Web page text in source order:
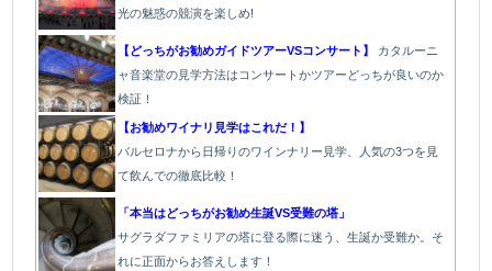
光の魅惑の競演を楽しめ!
【どっちがお勧めガイドツアーVSコンサート】
カタルーニ
ャ音楽堂の見学方法はコンサートかツアーどっちが良いのか
検証！
【お勧めワイナリ見学はこれだ！】
バルセロナから日帰りのワインナリー見学、人気の3つを見
て飲んでの徹底比較！
「本当はどっちがお勧め生誕VS受難の塔」
サグラダファミリアの塔に登る際に迷う、生誕か受難か。そ
れに正面からお答えします！